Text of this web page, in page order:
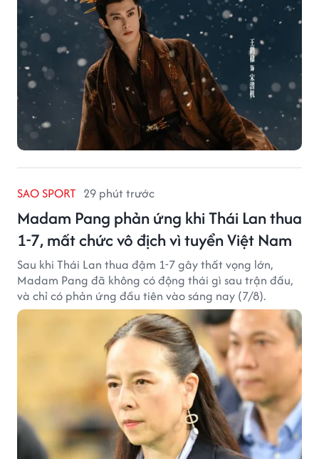
SAO SPORT 29 phút trước
Madam Pang phản ứng khi Thái Lan thua
1-7, mất chức vô địch vì tuyển Việt Nam
Sau khi Thái Lan thua đậm 1-7 gây thất vọng lớn,
Madam Pang đã không có động thái gì sau trận đấu,
và chỉ có phản ứng đầu tiên vào sáng nay (7/8).